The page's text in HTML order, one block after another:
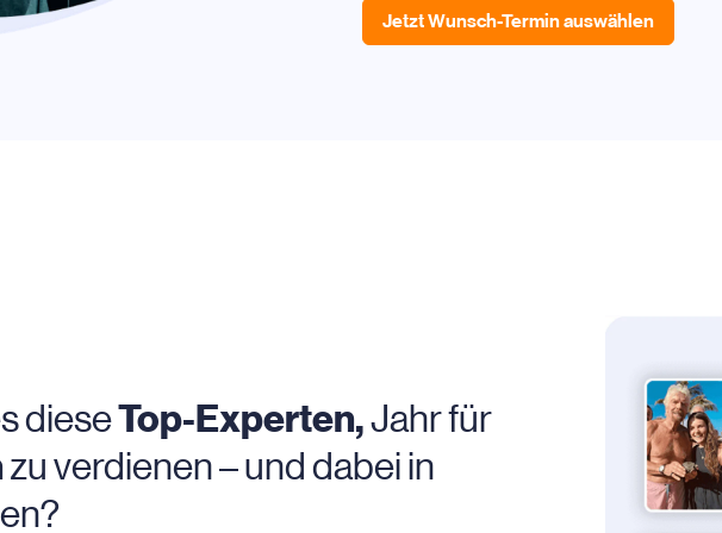
Jetzt Wunsch-Termin auswählen
dieseTop-Experten,Jahr für
zu verdienen – und dabei in